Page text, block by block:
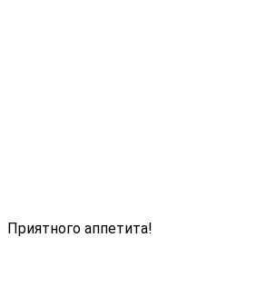
Приятного аппетита!